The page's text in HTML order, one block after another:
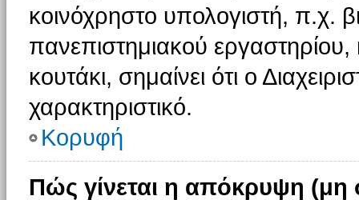
κοινόχρηστο υπολογιστή, π.χ.
πανεπιστημιακού
κουτάκι, σημαίνει ότι ο
χαρακτηριστικό.
Κορυφή
Πώς γίνεται η απόκρυψη